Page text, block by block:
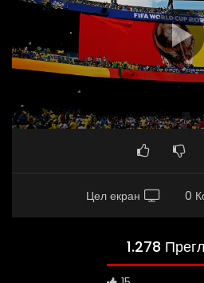
Цел екран 0
1.278